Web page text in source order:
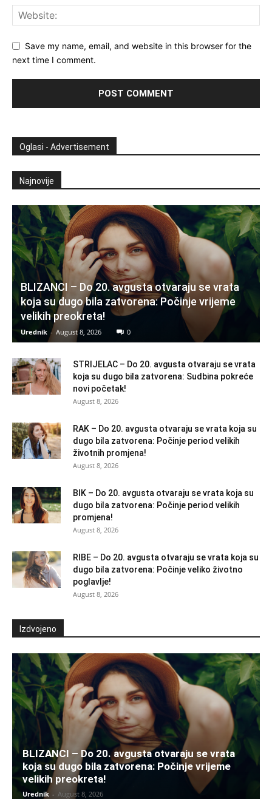
Save my name, email, and website in this browser for the
next time I comment.
Oglasi - Advertisement
Najnovije
BLIZANCI – Do 20. avgusta otvaraju se vrata
koja su dugo bila zatvorena: Počinje vrijeme
velikih preokreta!
Urednik - August 8, 2026 0
STRIJELAC – Do 20. avgusta otvaraju se vrata
koja su dugo bila zatvorena: Sudbina pokreće
novi početak!
August 8, 2026
RAK – Do 20. avgusta otvaraju se vrata koja su
dugo bila zatvorena: Počinje period velikih
životnih promjena!
August 8, 2026
BIK – Do 20. avgusta otvaraju se vrata koja su
dugo bila zatvorena: Počinje period velikih
promjena!
August 8, 2026
RIBE – Do 20. avgusta otvaraju se vrata koja su
dugo bila zatvorena: Počinje veliko životno
poglavlje!
August 8, 2026
Izdvojeno
BLIZANCI – Do 20. avgusta otvaraju se vrata
koja su dugo bila zatvorena: Počinje vrijeme
velikih preokreta!
Urednik - August 8, 2026